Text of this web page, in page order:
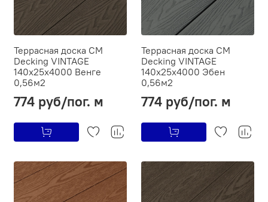
Террасная доска CM
Decking VINTAGE
140х25х4000 Венге
0,56м2
774 руб/пог. м
Террасная доска CM
Decking VINTAGE
140х25х4000 Эбен
0,56м2
774 руб/пог. м